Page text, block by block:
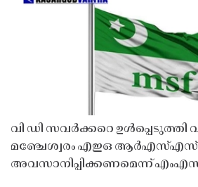
വി ഡി സവർക്കറെ ഉൾപ്പെടുത്തി
മഞ്ചേശ്വരം എഇഒ ആർഎസ്എസ്
അവസാനിപ്പിക്കണമെന്ന്